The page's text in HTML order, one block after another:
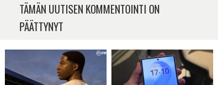
TÄMÄN UUTISEN KOMMENTOINTI ON
PÄÄTTYNYT